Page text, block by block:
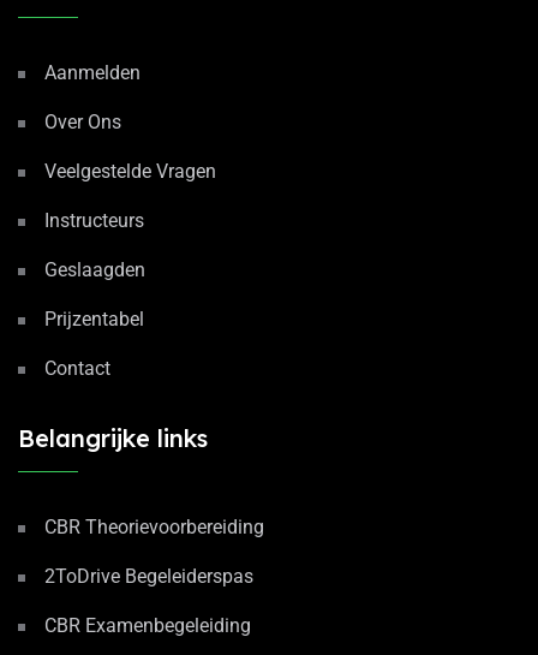
Aanmelden
Over Ons
Veelgestelde Vragen
Instructeurs
Geslaagden
Prijzentabel
Contact
Belangrijke links
CBR Theorievoorbereiding
2ToDrive Begeleiderspas
CBR Examenbegeleiding